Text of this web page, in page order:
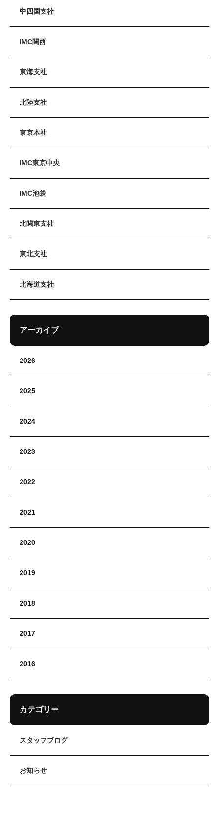
中四国支社
IMC関西
東海支社
北陸支社
東京本社
IMC東京中央
IMC池袋
北関東支社
東北支社
北海道支社
アーカイブ
2026
2025
2024
2023
2022
2021
2020
2019
2018
2017
2016
カテゴリー
スタッフブログ
お知らせ